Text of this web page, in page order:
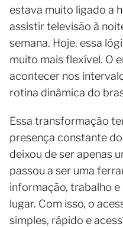
estava muito ligado a
assistir televisão à
semana. Hoje, essa
muito mais flexível. O
acontecer nos
rotina dinâmica do
Essa transformação
presença constante
deixou de ser apenas
passou a ser uma
informação, trabalho
lugar. Com isso, o
simples, rápido e